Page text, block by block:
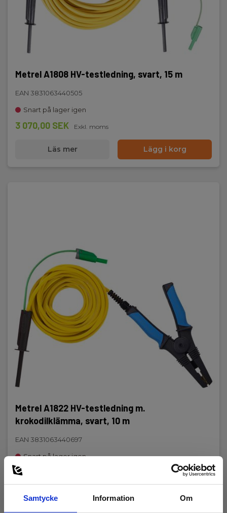
Samtycke Information Om
Metrel A1808 HV-testledning, svart, 15 m
EAN 3831063440505
Snart på lager igen
3 070,00 SEK Exkl. moms
Läs mer Lägg i korg
Metrel A1822 HV-testledning m.
krokodilklämma, svart, 10 m
EAN 3831063440697
Snart på lager igen
3 920,00 SEK
Läs mer Lägg i korg